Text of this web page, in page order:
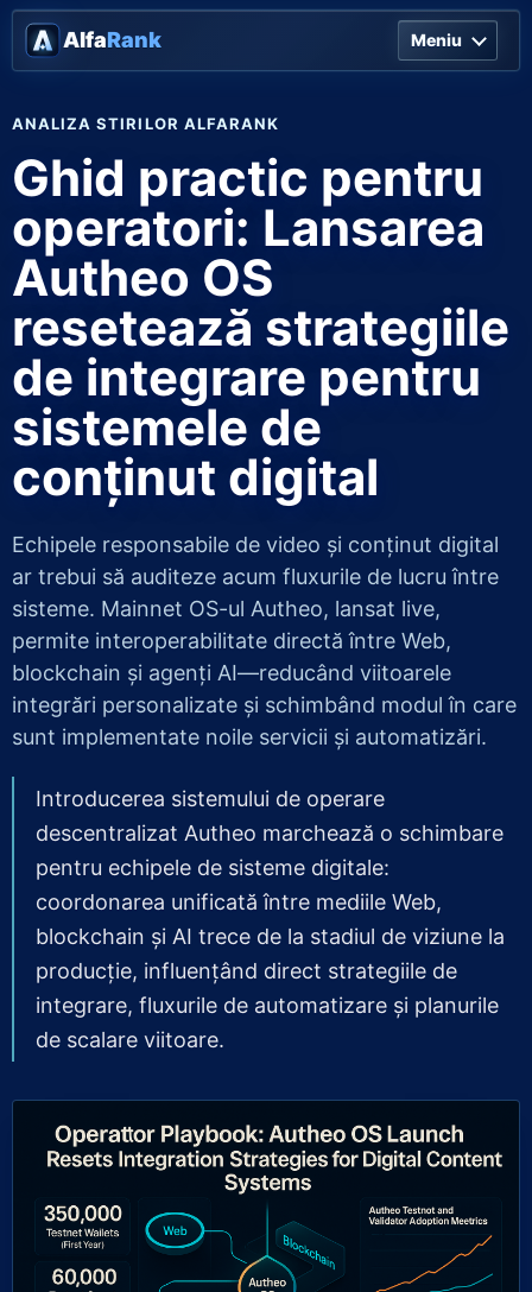
AlfaRank Meniu
ANALIZA STIRILOR ALFARANK
Ghid practic pentru
operatori: Lansarea
Autheo OS
resetează strategiile
de integrare pentru
sistemele de
conținut digital
Echipele responsabile de video și conținut digital
ar trebui să auditeze acum fluxurile de lucru între
sisteme. Mainnet OS-ul Autheo, lansat live,
permite interoperabilitate directă între Web,
blockchain și agenți AI—reducând viitoarele
integrări personalizate și schimbând modul în care
sunt implementate noile servicii și automatizări.
Introducerea sistemului de operare
descentralizat Autheo marchează o schimbare
pentru echipele de sisteme digitale:
coordonarea unificată între mediile Web,
blockchain și AI trece de la stadiul de viziune la
producție, influențând direct strategiile de
integrare, fluxurile de automatizare și planurile
de scalare viitoare.